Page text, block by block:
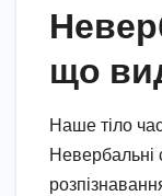
що
Наше тіло